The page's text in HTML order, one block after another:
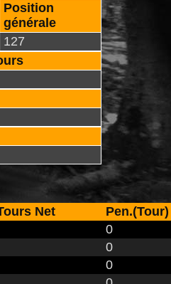
Position
générale
127
Net Pen.(Tour)
0
0
0